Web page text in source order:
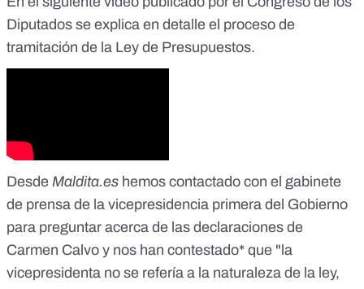
Diputados se explica en detalle el proceso de
tramitación de la Ley de Presupuestos.
Desde Maldita.es hemos contactado con el gabinete
de prensa de la vicepresidencia primera del Gobierno
para preguntar acerca de las declaraciones de
Carmen Calvo y nos han contestado* que "la
vicepresidenta no se refería a la naturaleza de la ley,